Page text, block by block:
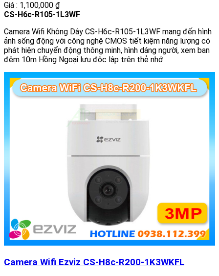
Giá : 1,100,000 ₫
CS-H6c-R105-1L3WF
Camera Wifi Không Dây CS-H6c-R105-1L3WF mang đến hình
ảnh sống động với công nghệ CMOS tiết kiệm năng lượng có
phát hiện chuyển động thông minh, hình dáng người, xem ban
đêm 10m Hồng Ngoại lưu độc lập trên thẻ nhớ
Camera Wifi Ezviz CS-H8c-R200-1K3WKFL